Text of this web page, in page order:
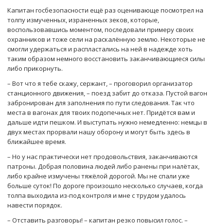
Капитан госбезопасности ещё раз оценивающе посмотрел на
толпу измученных, израненных зеков, которые,
воспользовавшись моментом, последовали примеру своих
охранников и тоже сели на раскалённую землю. Некоторые не
смогли удержаться и распластались на ней в надежде хоть
таким образом немного восстановить заканчивающиеся силы
либо прикорнуть.
– Вот что я тебе скажу, сержант, – проговорил организатор
станционного движения, – поезд забит до отказа. Пустой вагон
забронирован для заполнения по пути следования. Так что
места в вагонах для твоих подопечных нет. Придётся вам и
дальше идти пешком. И выступать нужно немедленно: немцы в
двух местах прорвали нашу оборону и могут быть здесь в
ближайшее время.
– Но у нас практически нет продовольствия, заканчиваются
патроны. Добрая половина людей либо ранены при налётах,
либо крайне измучены тяжёлой дорогой. Мы не спали уже
больше суток! По дороге произошло несколько случаев, когда
толпа выходила из-под контроля и мне с трудом удалось
навести порядок.
– Отставить разговоры! – капитан резко повысил голос. –